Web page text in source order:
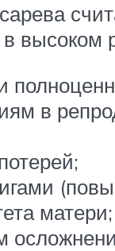
в
в
матери;